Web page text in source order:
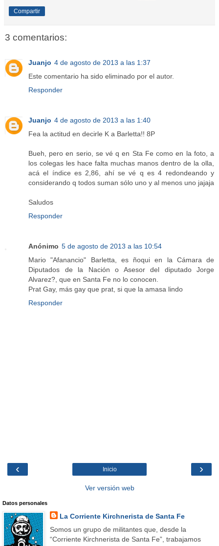
Compartir
3 comentarios:
Juanjo 4 de agosto de 2013 a las 1:37
Este comentario ha sido eliminado por el autor.
Responder
Juanjo 4 de agosto de 2013 a las 1:40
Fea la actitud en decirle K a Barletta!! 8P
Bueh, pero en serio, se vé q en Sta Fe como en la foto, a
los colegas les hace falta muchas manos dentro de la olla,
acá el índice es 2,86, ahí se vé q es 4 redondeando y
considerando q todos suman sólo uno y al menos uno jajaja
Saludos
Responder
Anónimo 5 de agosto de 2013 a las 10:54
Mario "Afanancio" Barletta, es ñoqui en la Cámara de
Diputados de la Nación o Asesor del diputado Jorge
Alvarez?, que en Santa Fe no lo conocen.
Prat Gay, más gay que prat, si que la amasa lindo
Responder
‹ ›
Inicio
Ver versión web
Datos personales
La Corriente Kirchnerista de Santa Fe
Somos un grupo de militantes que, desde la
“Corriente Kirchnerista de Santa Fe”, trabajamos